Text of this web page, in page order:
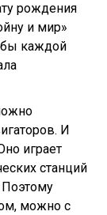
рождения
и мир»
бы каждой
И
играет
станций
Поэтому
можно с